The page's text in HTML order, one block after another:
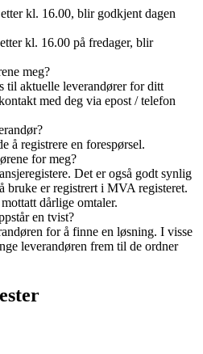
kl. 16.00, blir godkjent dagen
kl. 16.00 på fredager, blir
meg?
til aktuelle leverandører for ditt
med deg via epost / telefon
å registrere en forespørsel.
for meg?
Det er også godt synlig
bruke er registrert i MVA registeret.
dårlige omtaler.
en tvist?
for å finne en løsning. I visse
leverandøren frem til de ordner